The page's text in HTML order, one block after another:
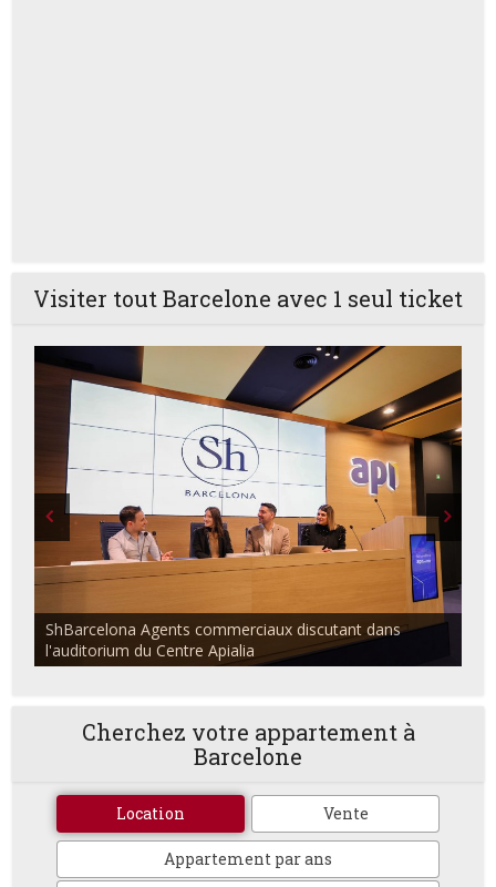
Visiter tout Barcelone avec 1 seul ticket
ShBarcelona Agents commerciaux discutant dans
l'auditorium du Centre Apialia
Cherchez votre appartement à
Barcelone
Location Vente
Appartement par ans